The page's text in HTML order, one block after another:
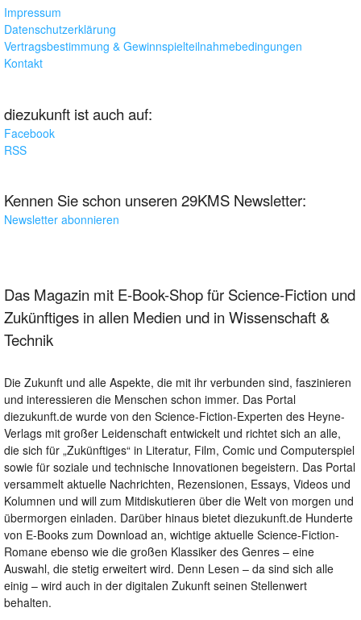
Impressum
Datenschutzerklärung
Vertragsbestimmung & Gewinnspielteilnahmebedingungen
Kontakt
diezukunft ist auch auf:
Facebook
RSS
Kennen Sie schon unseren 29KMS Newsletter:
Newsletter abonnieren
Das Magazin mit E-Book-Shop für Science-Fiction und
Zukünftiges in allen Medien und in Wissenschaft &
Technik
Die Zukunft und alle Aspekte, die mit ihr verbunden sind, faszinieren
und interessieren die Menschen schon immer. Das Portal
diezukunft.de wurde von den Science-Fiction-Experten des Heyne-
Verlags mit großer Leidenschaft entwickelt und richtet sich an alle,
die sich für „Zukünftiges“ in Literatur, Film, Comic und Computerspiel
sowie für soziale und technische Innovationen begeistern. Das Portal
versammelt aktuelle Nachrichten, Rezensionen, Essays, Videos und
Kolumnen und will zum Mitdiskutieren über die Welt von morgen und
übermorgen einladen. Darüber hinaus bietet diezukunft.de Hunderte
von E-Books zum Download an, wichtige aktuelle Science-Fiction-
Romane ebenso wie die großen Klassiker des Genres – eine
Auswahl, die stetig erweitert wird. Denn Lesen – da sind sich alle
einig – wird auch in der digitalen Zukunft seinen Stellenwert
behalten.